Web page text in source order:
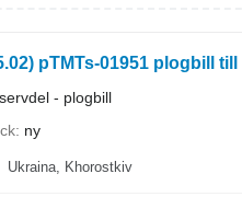
pTMTs-01951 plogbill
- plogbill
ny
Ukraina, Khorostkiv